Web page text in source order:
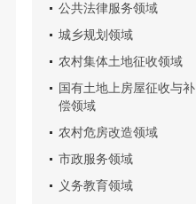
公共法律服务领域
城乡规划领域
农村集体土地征收领域
国有土地上房屋征收与补
偿领域
农村危房改造领域
市政服务领域
义务教育领域